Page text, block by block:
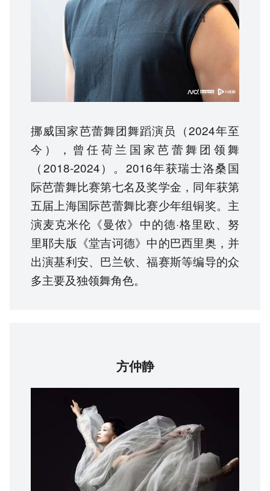
挪威国家芭蕾舞团舞蹈演员（2024年至
今），曾任荷兰国家芭蕾舞团领舞
（2018-2024）。2016年获瑞士洛桑国
际芭蕾舞比赛第七名及奖学金，同年获第
五届上海国际芭蕾舞比赛少年组铜奖。主
演麦克米伦《曼侬》中的德·格里欧、努
里耶夫版《堂吉诃德》中的巴西里奥，并
出演基利安、巴兰钦、福赛斯等编导的众
多主要及独领舞角色。
方仲静